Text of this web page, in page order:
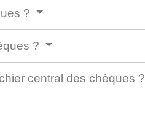
?
?
central des chèques ?